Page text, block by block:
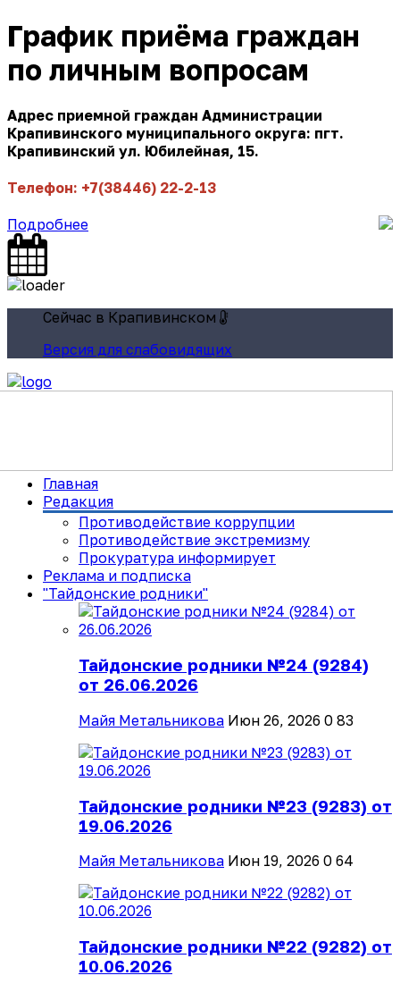
График приёма граждан
по личным вопросам
Адрес приемной граждан Администрации
Крапивинского муниципального округа: пгт.
Крапивинский ул. Юбилейная, 15.
Телефон: +7(38446) 22-2-13
Подробнее
Сейчас в Крапивинском
Версия для слабовидящих
Главная
Редакция
Противодействие коррупции
Противодействие экстремизму
Прокуратура информирует
Реклама и подписка
"Тайдонские родники"
Тайдонские родники №24 (9284)
от 26.06.2026
Майя Метальникова Июн 26, 2026 0 83
Тайдонские родники №23 (9283) от
19.06.2026
Майя Метальникова Июн 19, 2026 0 64
Тайдонские родники №22 (9282) от
10.06.2026